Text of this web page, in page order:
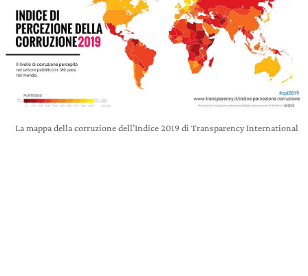
La mappa della corruzione dell’Indice 2019 di Transparency International